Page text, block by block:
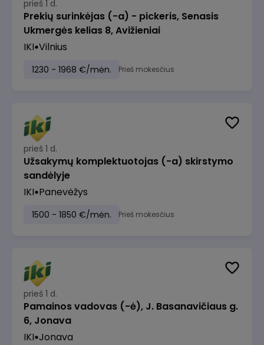
prieš 1 d.
Prekių surinkėjas (-a) - pickeris, Senasis
Ukmergės kelias 8, Avižieniai
IKI Vilnius
1230 - 1968 €/mėn. Prieš mokesčius
prieš 1 d.
Užsakymų komplektuotojas (-a) skirstymo
sandėlyje
IKI Panevėžys
1500 - 1850 €/mėn. Prieš mokesčius
prieš 1 d.
Pamainos vadovas (-ė), J. Basanavičiaus g.
6, Jonava
IKI Jonava